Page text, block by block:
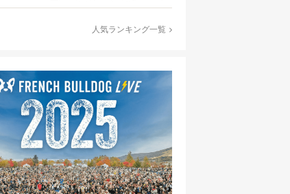
プランも新登場!?
レブルLIV...
人気ランキング一覧